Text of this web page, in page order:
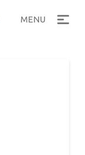
MENU